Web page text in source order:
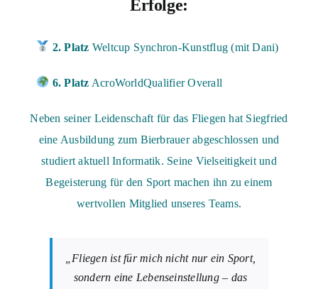
Erfolge:
2. Platz Weltcup Synchron-Kunstflug (mit Dani)
6. Platz AcroWorldQualifier Overall
Neben seiner Leidenschaft für das Fliegen hat Siegfried
eine Ausbildung zum Bierbrauer abgeschlossen und
studiert aktuell Informatik. Seine Vielseitigkeit und
Begeisterung für den Sport machen ihn zu einem
wertvollen Mitglied unseres Teams.
„Fliegen ist für mich nicht nur ein Sport,
sondern eine Lebenseinstellung – das